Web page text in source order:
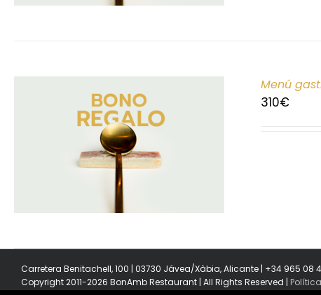
Menú
310€
Carretera Benitachell, 100 | 03730 Jávea/Xàbia, Alicante | +34 965 08
Copyright 2011-2026 BonAmb Restaurant | All Rights Reserved |